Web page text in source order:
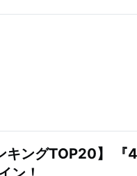
キングTOP20】